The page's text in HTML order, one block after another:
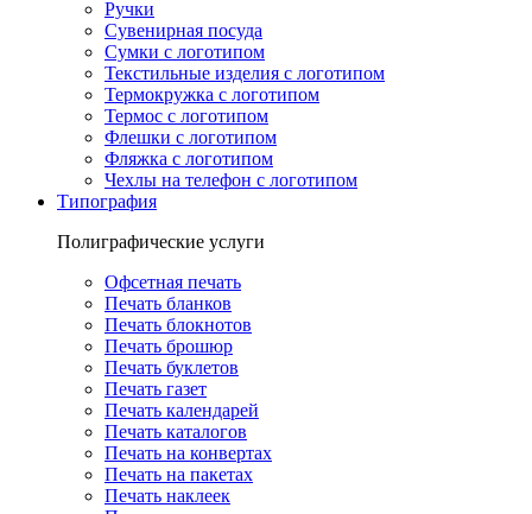
Ручки
Сувенирная посуда
Сумки с логотипом
Текстильные изделия с логотипом
Термокружка с логотипом
Термос с логотипом
Флешки с логотипом
Фляжка с логотипом
Чехлы на телефон с логотипом
Типография
Полиграфические услуги
Офсетная печать
Печать бланков
Печать блокнотов
Печать брошюр
Печать буклетов
Печать газет
Печать календарей
Печать каталогов
Печать на конвертах
Печать на пакетах
Печать наклеек